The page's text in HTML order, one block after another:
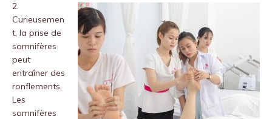
2.
Curieusemen
t, la prise de
somnifères
peut
entraîner des
ronflements.
Les
somnifères